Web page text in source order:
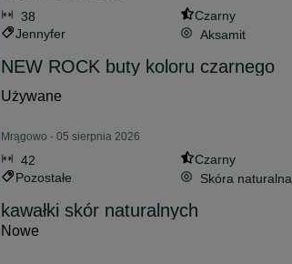
38
Czarny
Jennyfer
Aksamit
NEW ROCK buty koloru czarnego
Używane
Mrągowo - 05 sierpnia 2026
42
Czarny
Pozostałe
Skóra naturalna
kawałki skór naturalnych
Nowe